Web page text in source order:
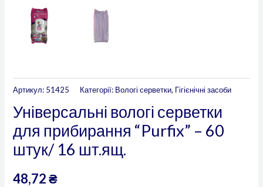
Артикул: 51425 Категорії: Вологі серветки, Гігієнічні засоби
Універсальні вологі серветки
для прибирання “Purfix” – 60
штук/ 16 шт.ящ.
48,72₴